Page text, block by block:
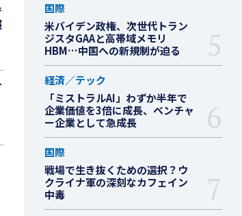
国際
米バイデン政権、次世代トラン
ジスタGAAと高帯域メモリ
HBM…中国への新規制が迫る
経済／テック
「ミストラルAI」わずか半年で
企業価値を3倍に成長、ベンチャ
ー企業として急成長
国際
戦場で生き抜くための選択？ウ
クライナ軍の深刻なカフェイン
中毒